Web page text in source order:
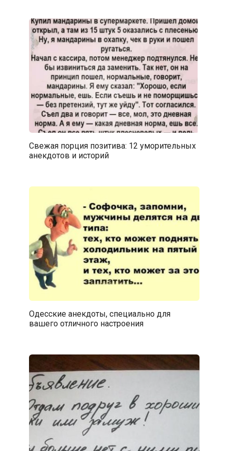
Свежая порция позитива: 12 уморительных
анекдотов и историй
Одесские анекдоты, специально для
вашего отличного настроения